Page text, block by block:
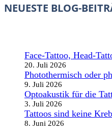
NEUESTE BLOG-
Face-Tattoo, Head-
20. Juli 2026
Photothermisch oder
9. Juli 2026
Optoakustik für die
3. Juli 2026
Tattoos sind keine
8. Juni 2026